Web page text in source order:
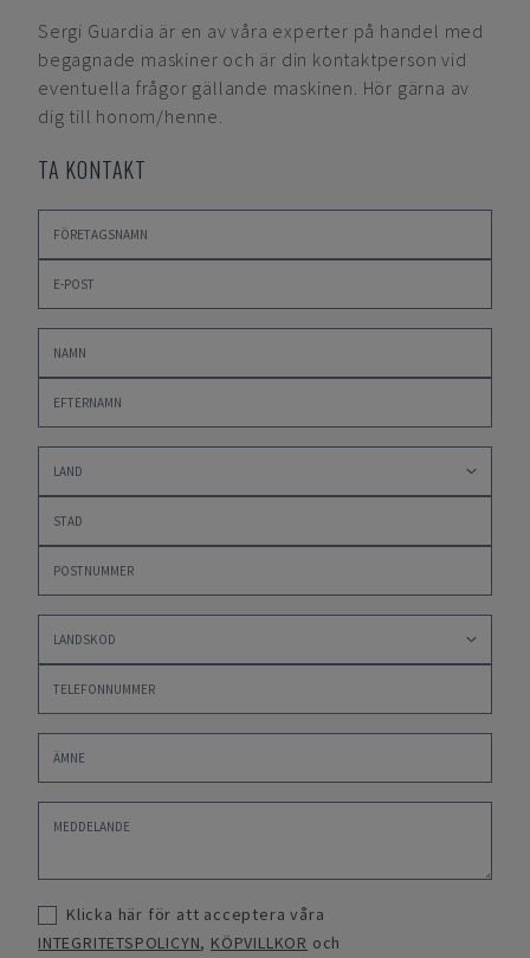
Sergi Guardia är en av våra experter på handel med
begagnade maskiner och är din kontaktperson vid
eventuella frågor gällande maskinen. Hör gärna av
dig till honom/henne.
TA KONTAKT
Klicka här för att acceptera våra
INTEGRITETSPOLICYN, KÖPVILLKOR och